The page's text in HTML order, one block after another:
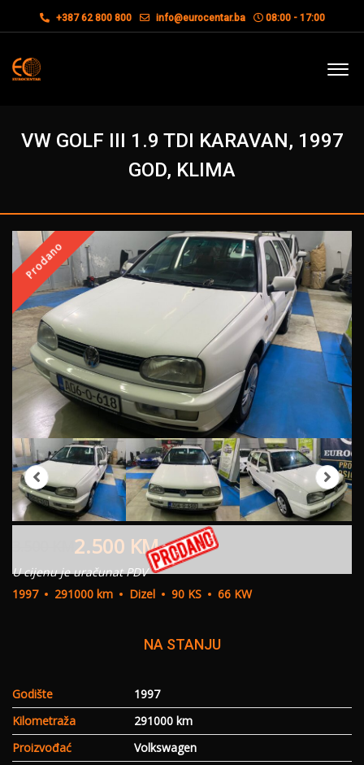
+387 62 800 800 info@eurocentar.ba 08:00 - 17:00
VW GOLF III 1.9 TDI KARAVAN, 1997
GOD, KLIMA
Prodano
2.500 KM
U cijenu je uračunat PDV
1997
291000 km Dizel 90 KS 66 KW
NA STANJU
Godište
1997
Kilometraža
291000 km
Proizvođać
Volkswagen